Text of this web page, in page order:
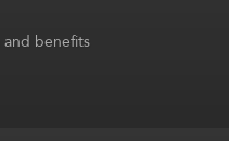
benefits